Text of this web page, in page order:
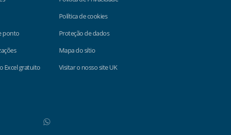
ponto
Excel gratuito
Política de cookies
Proteção de dados
Mapa do sítio
Visitar o nosso site UK
WhatsApp